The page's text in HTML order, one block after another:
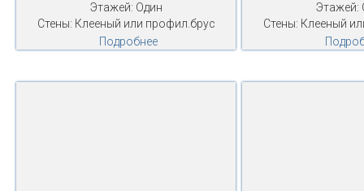
Этажей: Один
Стены: Клееный или профил.брус
Подробнее
Этажей:
Стены: Клееный